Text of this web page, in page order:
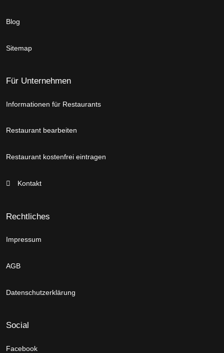
Blog
Sitemap
Für Unternehmen
Informationen für Restaurants
Restaurant bearbeiten
Restaurant kostenfrei eintragen
Kontakt
Rechtliches
Impressum
AGB
Datenschutzerklärung
Social
Facebook